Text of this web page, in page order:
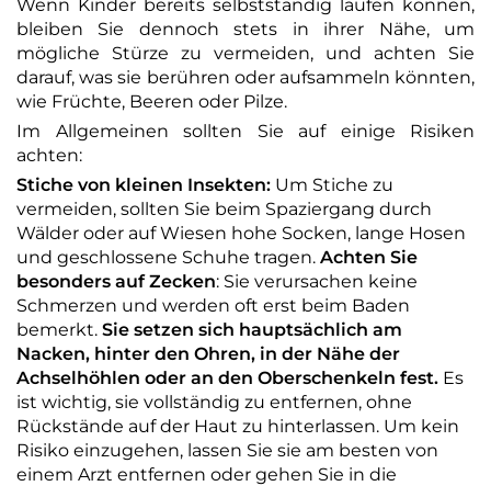
Wenn Kinder bereits selbstständig laufen können,
bleiben Sie dennoch stets in ihrer Nähe, um
mögliche Stürze zu vermeiden, und achten Sie
darauf, was sie berühren oder aufsammeln könnten,
wie Früchte, Beeren oder Pilze.
Im Allgemeinen sollten Sie auf einige Risiken
achten:
Stiche von kleinen Insekten: Um Stiche zu
vermeiden, sollten Sie beim Spaziergang durch
Wälder oder auf Wiesen hohe Socken, lange Hosen
und geschlossene Schuhe tragen. Achten Sie
besonders auf Zecken: Sie verursachen keine
Schmerzen und werden oft erst beim Baden
bemerkt. Sie setzen sich hauptsächlich am
Nacken, hinter den Ohren, in der Nähe der
Achselhöhlen oder an den Oberschenkeln fest. Es
ist wichtig, sie vollständig zu entfernen, ohne
Rückstände auf der Haut zu hinterlassen. Um kein
Risiko einzugehen, lassen Sie sie am besten von
einem Arzt entfernen oder gehen Sie in die